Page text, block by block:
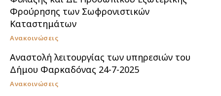
Φρούρησης των Σωφρονιστικών
Καταστημάτων
Ανακοινώσεις
Αναστολή λειτουργίας των υπηρεσιών του
Δήμου Φαρκαδόνας 24-7-2025
Ανακοινώσεις